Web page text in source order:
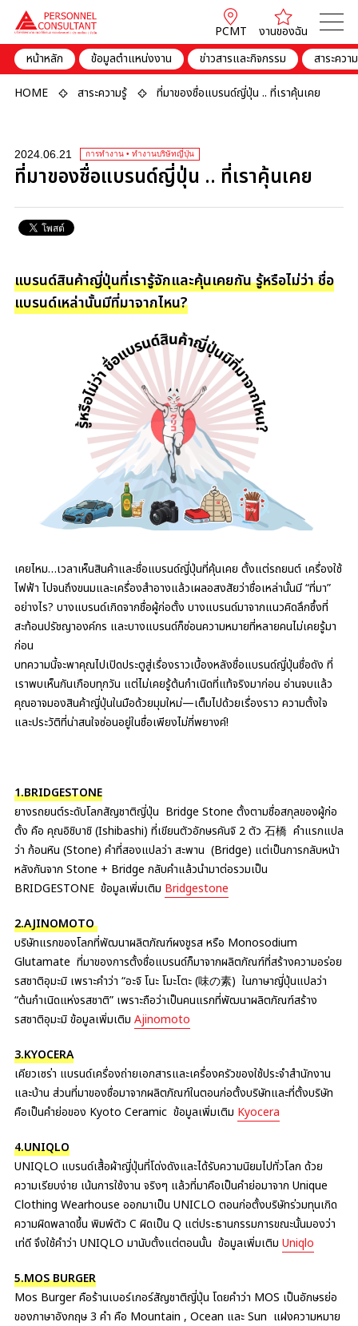
PCMT
งานของฉัน
หน้าหลัก
ข้อมูลตำแหน่งงาน ข่าวสารและกิจกรรม สาระควา
HOME สาระความรู้ ที่มาของชื่อแบรนด์ญี่ปุ่น .. ที่เราคุ้นเคย
2024.06.21 การทำงาน • ทำงานบริษัทญี่ปุ่น
ที่มาของชื่อแบรนด์ญี่ปุ่น .. ที่เราคุ้นเคย
แบรนด์สินค้าญี่ปุ่นที่เรารู้จักและคุ้นเคยกัน รู้หรือไม่ว่า ชื่อ
แบรนด์เหล่านั้นมีที่มาจากไหน?
เคยไหม…เวลาเห็นสินค้าและชื่อแบรนด์ญี่ปุ่นที่คุ้นเคย ตั้งแต่รถยนต์ เครื่องใช้
ไฟฟ้า ไปจนถึงขนมและเครื่องสำอางแล้วเผลอสงสัยว่าชื่อเหล่านั้นมี “ที่มา”
อย่างไร? บางแบรนด์เกิดจากชื่อผู้ก่อตั้ง บางแบรนด์มาจากแนวคิดลึกซึ้งที่
สะท้อนปรัชญาองค์กร และบางแบรนด์ก็ซ่อนความหมายที่หลายคนไม่เคยรู้มา
ก่อน
บทความนี้จะพาคุณไปเปิดประตูสู่เรื่องราวเบื้องหลังชื่อแบรนด์ญี่ปุ่นชื่อดัง ที่
เราพบเห็นกันเกือบทุกวัน แต่ไม่เคยรู้ต้นกำเนิดที่แท้จริงมาก่อน อ่านจบแล้ว
คุณอาจมองสินค้าญี่ปุ่นในมือด้วยมุมใหม่—เต็มไปด้วยเรื่องราว ความตั้งใจ
และประวัติที่น่าสนใจซ่อนอยู่ในชื่อเพียงไม่กี่พยางค์!
1.BRIDGESTONE
ยางรถยนต์ระดับโลกสัญชาติญี่ปุ่น Bridge Stone ตั้งตามชื่อสกุลของผู้ก่อ
ตั้ง คือ คุณอิชิบาชิ (Ishibashi) ที่เขียนตัวอักษรคันจิ 2 ตัว 石橋 คำแรกแปล
ว่า ก้อนหิน (Stone) คำที่สองแปลว่า สะพาน (Bridge) แต่เป็นการกลับหน้า
หลังกันจาก Stone + Bridge กลับคำแล้วนำมาต่อรวมเป็น
BRIDGESTONE ข้อมูลเพิ่มเติม Bridgestone
2.AJINOMOTO
บริษัทแรกของโลกที่พัฒนาผลิตภัณฑ์ผงชูรส หรือ Monosodium
Glutamate ที่มาของการตั้งชื่อแบรนด์ก็มาจากผลิตภัณฑ์ที่สร้างความอร่อย
รสชาติอุมะมิ เพราะคำว่า “อะจิ โนะ โมะโตะ (味の素) ในภาษาญี่ปุ่นแปลว่า
“ต้นกำเนิดแห่งรสชาติ” เพราะถือว่าเป็นคนแรกที่พัฒนาผลิตภัณฑ์สร้าง
รสชาติอุมะมิ ข้อมูลเพิ่มเติม Ajinomoto
3.KYOCERA
เคียวเซร่า แบรนด์เครื่องถ่ายเอกสารและเครื่องครัวของใช้ประจำสำนักงาน
และบ้าน ส่วนที่มาของชื่อมาจากผลิตภัณฑ์ในตอนก่อตั้งบริษัทและที่ตั้งบริษัท
คือเป็นคำย่อของ Kyoto Ceramic ข้อมูลเพิ่มเติม Kyocera
4.UNIQLO
UNIQLO แบรนด์เสื้อผ้าญี่ปุ่นที่โด่งดังและได้รับความนิยมไปทั่วโลก ด้วย
ความเรียบง่าย เน้นการใช้งาน จริงๆ แล้วที่มาคือเป็นคำย่อมาจาก Unique
Clothing Wearhouse ออกมาเป็น UNICLO ตอนก่อตั้งบริษัทร่วมทุนเกิด
ความผิดพลาดขึ้น พิมพ์ตัว C ผิดเป็น Q แต่ประธานกรรมการขณะนั้นมองว่า
เท่ดี จึงใช้คำว่า UNIQLO มานับตั้งแต่ตอนนั้น ข้อมูลเพิ่มเติม Uniqlo
5.MOS BURGER
Mos Burger คือร้านเบอร์เกอร์สัญชาติญี่ปุ่น โดยคำว่า MOS เป็นอักษรย่อ
ของภาษาอังกฤษ 3 คำ คือ Mountain , Ocean และ Sun แฝงความหมาย